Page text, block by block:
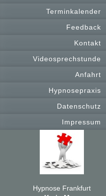
Terminkalender
Feedback
Kontakt
Videosprechstunde
Anfahrt
Hypnosepraxis
Datenschutz
Impressum
Hypnose Frankfurt